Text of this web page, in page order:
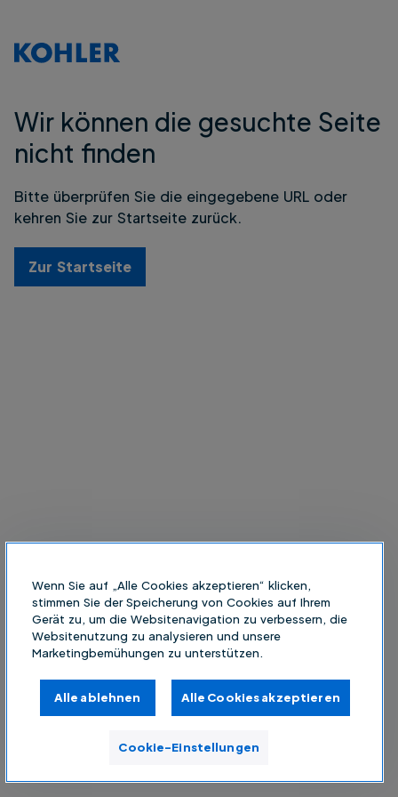
Wir können die gesuchte Seite
nicht finden
Bitte überprüfen Sie die eingegebene URL oder
kehren Sie zur Startseite zurück.
Zur Startseite
Wenn Sie auf „Alle Cookies akzeptieren“ klicken,
stimmen Sie der Speicherung von Cookies auf Ihrem
Gerät zu, um die Websitenavigation zu verbessern, die
Websitenutzung zu analysieren und unsere
Marketingbemühungen zu unterstützen.
Alle ablehnen Alle Cookies akzeptieren
Cookie-Einstellungen